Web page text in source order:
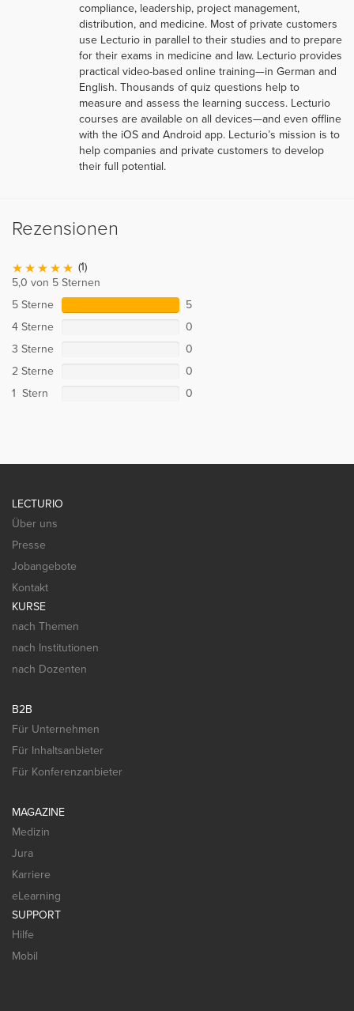
compliance, leadership, project management,
distribution, and medicine. Most of private customers
use Lecturio in parallel to their studies and to prepare
for their exams in medicine and law. Lecturio provides
practical video-based online training—in German and
English. Thousands of quiz questions help to
measure and assess the learning success. Lecturio
courses are available on all devices—and even offline
with the iOS and Android app. Lecturio’s mission is to
help companies and private customers to develop
their full potential.
Rezensionen
(1)
5,0 von 5 Sternen
5 Sterne
5
4 Sterne
0
3 Sterne
0
2 Sterne
0
1 Stern
0
LECTURIO
Über uns
Presse
Jobangebote
Kontakt
KURSE
nach Themen
nach Institutionen
nach Dozenten
B2B
Für Unternehmen
Für Inhaltsanbieter
Für Konferenzanbieter
MAGAZINE
Medizin
Jura
Karriere
eLearning
SUPPORT
Hilfe
Mobil